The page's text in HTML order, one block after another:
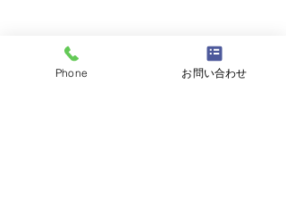
Phone お問い合わせ